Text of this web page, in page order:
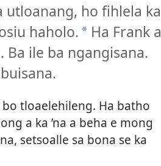
utloanang, ho fihlela ka
haholo. * Ha Frank a
Ba ile ba ngangisana.
bo tloaelehileng. Ha batho
a ka ’na a beha e mong
setsoalle sa bona se ka